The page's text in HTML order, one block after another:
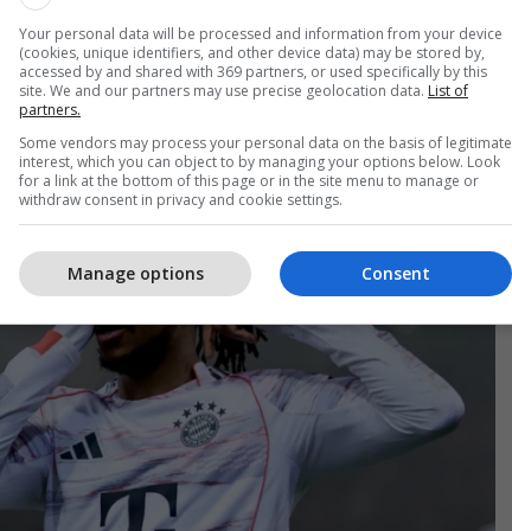
e tij nga Bayern, me të cilin ai ka kontratë deri
të ngjarë të kërkojë një tarifë transferimi rekord
Your personal data will be processed and information from your device
(cookies, unique identifiers, and other device data) may be stored by,
accessed by and shared with 369 partners, or used specifically by this
site. We and our partners may use precise geolocation data. List of
partners.
Some vendors may process your personal data on the basis of legitimate
interest, which you can object to by managing your options below. Look
for a link at the bottom of this page or in the site menu to manage or
withdraw consent in privacy and cookie settings.
Consent
Manage options